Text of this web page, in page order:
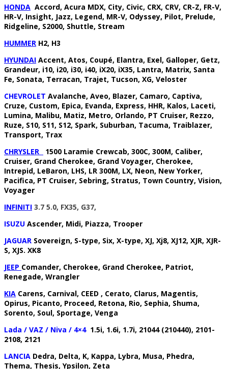
HONDA Accord, Acura MDX, City, Civic, CRX, CRV, CR-Z, FR-V,
HR-V, Insight, Jazz, Legend, MR-V, Odyssey, Pilot, Prelude,
Ridgeline, S2000, Shuttle, Stream
HUMMER H2, H3
HYUNDAI Accent, Atos, Coupé, Elantra, Exel, Galloper, Getz,
Grandeur, i10, i20, i30, i40, iX20, iX35, Lantra, Matrix, Santa
Fe, Sonata, Terracan, Trajet, Tucson, XG, Veloster
CHEVROLET Avalanche, Aveo, Blazer, Camaro, Captiva,
Cruze, Custom, Epica, Evanda, Express, HHR, Kalos, Laceti,
Lumina, Malibu, Matiz, Metro, Orlando, PT Cruiser, Rezzo,
Ruze, S10, S11, S12, Spark, Suburban, Tacuma, Traiblazer,
Transport, Trax
CHRYSLER
1500 Laramie Crewcab, 300C, 300M, Caliber,
Cruiser, Grand Cherokee, Grand Voyager, Cherokee,
Intrepid, LeBaron, LHS, LR 300M, LX, Neon, New Yorker,
Pacifica, PT Cruiser, Sebring, Stratus, Town Country, Vision,
Voyager
INFINITI 3.7 5.0, FX35, G37,
ISUZU Ascender, Midi, Piazza, Trooper
JAGUAR Sovereign, S-type, Six, X-type, XJ, Xj8, XJ12, XJR, XJR-
S, XJS. XK8
JEEP Comander, Cherokee, Grand Cherokee, Patriot,
Renegade, Wrangler
KIA Carens, Carnival, CEED , Cerato, Clarus, Magentis,
Opirus, Picanto, Proceed, Retona, Rio, Sephia, Shuma,
Sorento, Soul, Sportage, Venga
Lada / VAZ / Niva / 4×4 1.5i, 1.6i, 1.7i, 21044 (210440), 2101-
2108, 2121
LANCIA Dedra, Delta, K, Kappa, Lybra, Musa, Phedra,
Thema, Thesis, Ypsilon, Zeta